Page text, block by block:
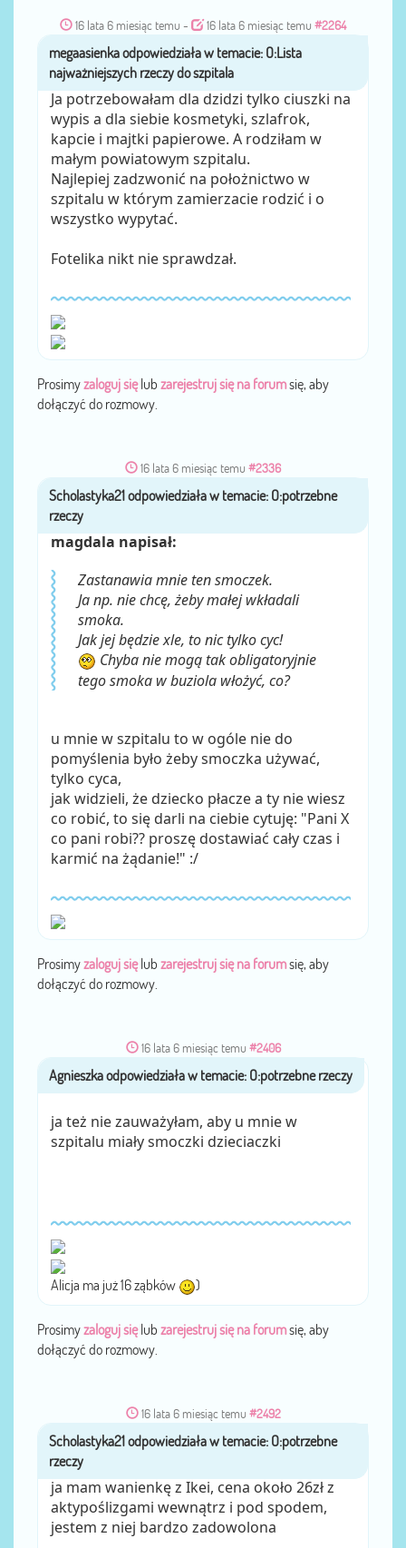
16 lata 6 miesiąc temu - 16 lata 6 miesiąc temu #2264
przezmegaasienka
Ja potrzebowałam dla dzidzi tylko ciuszki na
wypis a dla siebie kosmetyki, szlafrok,
kapcie i majtki papierowe. A rodziłam w
małym powiatowym szpitalu.
Najlepiej zadzwonić na położnictwo w
szpitalu w którym zamierzacie rodzić i o
wszystko wypytać.
Fotelika nikt nie sprawdzał.
Prosimyzaloguj sięlub zarejestruj się na forumsię, aby
dołączyć do rozmowy.
16 lata 6 miesiąc temu #2336
przezScholastyka21
magdala napisał:
Zastanawia mnie ten smoczek.
Ja np. nie chcę, żeby małej wkładali
smoka.
Jak jej będzie xle, to nic tylko cyc!
Chyba nie mogą tak obligatoryjnie
tego smoka w buziola włożyć, co?
u mnie w szpitalu to w ogóle nie do
pomyślenia było żeby smoczka używać,
tylko cyca,
jak widzieli, że dziecko płacze a ty nie wiesz
co robić, to się darli na ciebie cytuję: "Pani X
co pani robi?? proszę dostawiać cały czas i
karmić na żądanie!" :/
Prosimyzaloguj sięlub zarejestruj się na forumsię, aby
dołączyć do rozmowy.
16 lata 6 miesiąc temu #2406
przezAgnieszka
ja też nie zauważyłam, aby u mnie w
szpitalu miały smoczki dzieciaczki
Alicja ma już 16 ząbków )
Prosimyzaloguj sięlub zarejestruj się na forumsię, aby
dołączyć do rozmowy.
16 lata 6 miesiąc temu #2492
przezScholastyka21
ja mam wanienkę z Ikei, cena około 26zł z
aktypoślizgami wewnątrz i pod spodem,
jestem z niej bardzo zadowolona